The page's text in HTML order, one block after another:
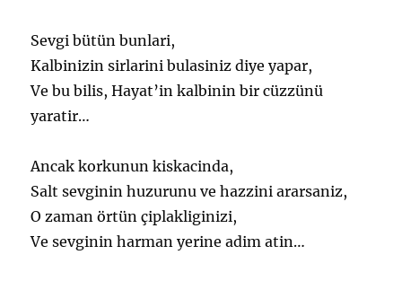
Sevgi bütün bunlari,
Kalbinizin sirlarini bulasiniz diye yapar,
Ve bu bilis, Hayat’in kalbinin bir cüzzünü
yaratir…
Ancak korkunun kiskacinda,
Salt sevginin huzurunu ve hazzini ararsaniz,
O zaman örtün çiplakliginizi,
Ve sevginin harman yerine adim atin…